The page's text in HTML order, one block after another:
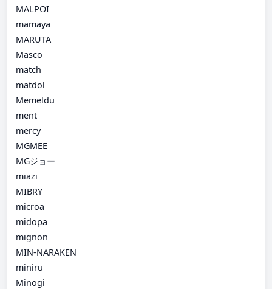
MALPOI
mamaya
MARUTA
Masco
match
matdol
Memeldu
ment
mercy
MGMEE
MGジョー
miazi
MIBRY
microa
midopa
mignon
MIN-NARAKEN
miniru
Minogi